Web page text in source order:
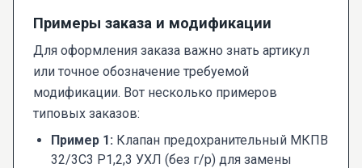
Примеры заказа и модификации
Для оформления заказа важно знать артикул
или точное обозначение требуемой
модификации. Вот несколько примеров
типовых заказов:
Пример 1: Клапан предохранительный МКПВ
32/3С3 Р1,2,3 УХЛ (без г/р) для замены